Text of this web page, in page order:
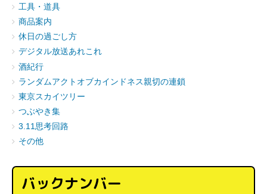
工具・道具
商品案内
休日の過ごし方
デジタル放送あれこれ
酒紀行
ランダムアクトオブカインドネス親切の連鎖
東京スカイツリー
つぶやき集
3.11思考回路
その他
バックナンバー